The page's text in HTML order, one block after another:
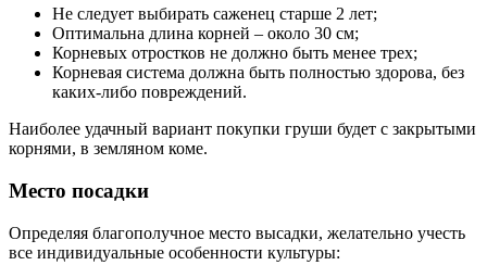
Не следует выбирать саженец старше 2 лет;
Оптимальна длина корней – около 30 см;
Корневых отростков не должно быть менее трех;
Корневая система должна быть полностью здорова, без
каких-либо повреждений.
Наиболее удачный вариант покупки груши будет с закрытыми
корнями, в земляном коме.
Место посадки
Определяя благополучное место высадки, желательно учесть
все индивидуальные особенности культуры: